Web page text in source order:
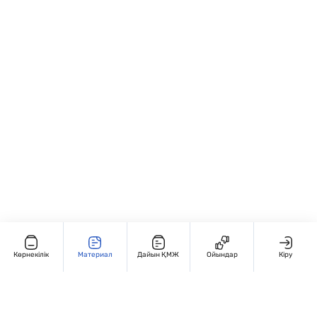
Көрнекілік Материал Дайын ҚМЖ Ойындар Кіру